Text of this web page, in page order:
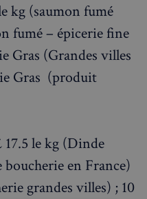
kg (saumon fumé
fumé – épicerie fine
Gras (Grandes villes
Gras (produit
17.5 le kg (Dinde
en France)
grandes villes) ; 10